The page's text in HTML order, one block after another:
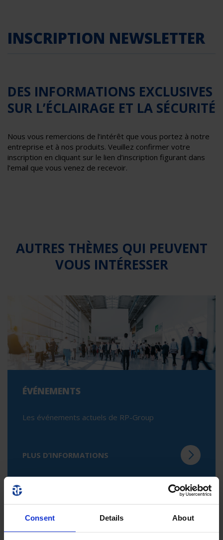
Consent Details About
INSCRIPTION NEWSLETTER
DES INFORMATIONS EXCLUSIVES
SUR L’ÉCLAIRAGE ET LA SÉCURITÉ
Nous vous remercions de l’intérêt que vous portez à notre
entreprise et à nos produits. Veuillez confirmer votre
inscription en cliquant sur le lien d’inscription figurant dans
l’email que vous venez de recevoir.
AUTRES THÈMES QUI PEUVENT
VOUS INTÉRESSER
ÉVÉNEMENTS
Les événements actuels de RP-Group
PLUS D’INFORMATIONS